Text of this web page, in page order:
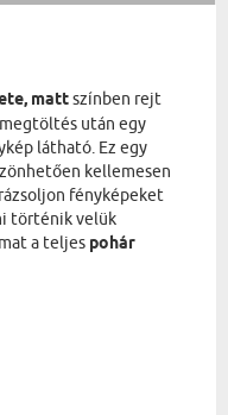
mattszínben rejt
után egy
látható. Ez egy
kellemesen
fényképeket
történik velük
a teljes pohár